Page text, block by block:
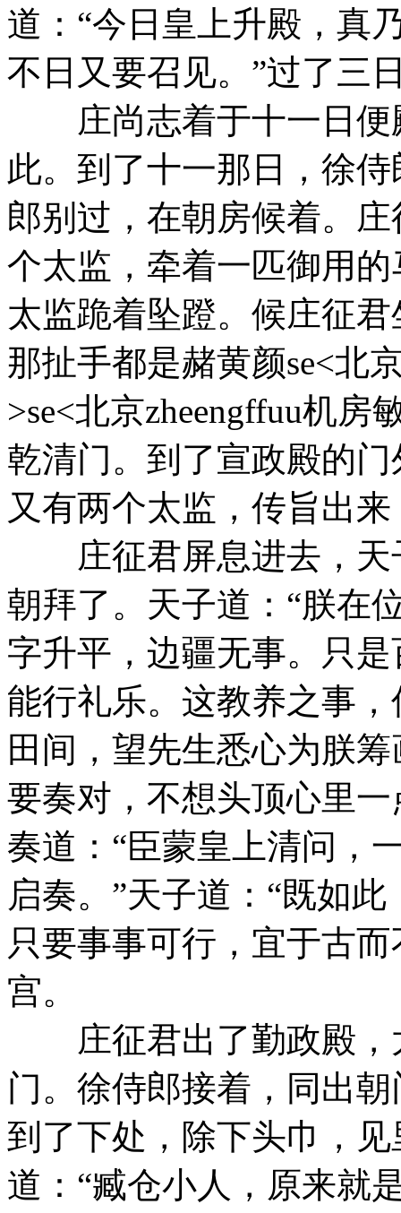
道：“今日皇上升殿，真
不日又要召见。”过了三
庄尚志着于十一日便
此。到了十一那日，徐
郎别过，在朝房候着。
个太监，牵着一匹御用
太监跪着坠蹬。候庄征
那扯手都是赭黄颜se<北
>se<北京zheengffuu机房
乾清门。到了宣政殿的
又有两个太监，传旨出
庄征君屏息进去，天
朝拜了。天子道：“朕在
字升平，边疆无事。只
能行礼乐。这教养之事
田间，望先生悉心为朕
要奏对，不想头顶心里
奏道：“臣蒙皇上清问，
启奏。”天子道：“既如
只要事事可行，宜于古
宫。
庄征君出了勤政殿，
门。徐侍郎接着，同出
到了下处，除下头巾，
道：“臧仓小人，原来就